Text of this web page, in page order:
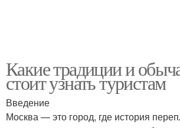
Какие традиции и
стоит узнать туристам
Введение
Москва — это город, где история